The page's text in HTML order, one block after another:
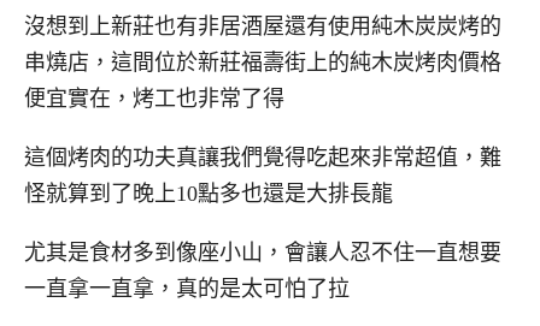
沒想到上新莊也有非居酒屋還有使用純木炭炭烤的
串燒店，這間位於新莊福壽街上的純木炭烤肉價格
便宜實在，烤工也非常了得
這個烤肉的功夫真讓我們覺得吃起來非常超值，難
怪就算到了晚上10點多也還是大排長龍
尤其是食材多到像座小山，會讓人忍不住一直想要
一直拿一直拿，真的是太可怕了拉